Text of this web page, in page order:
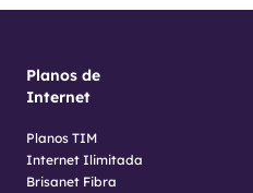
Planos de
Internet
Planos TIM
Internet Ilimitada
Brisanet Fibra